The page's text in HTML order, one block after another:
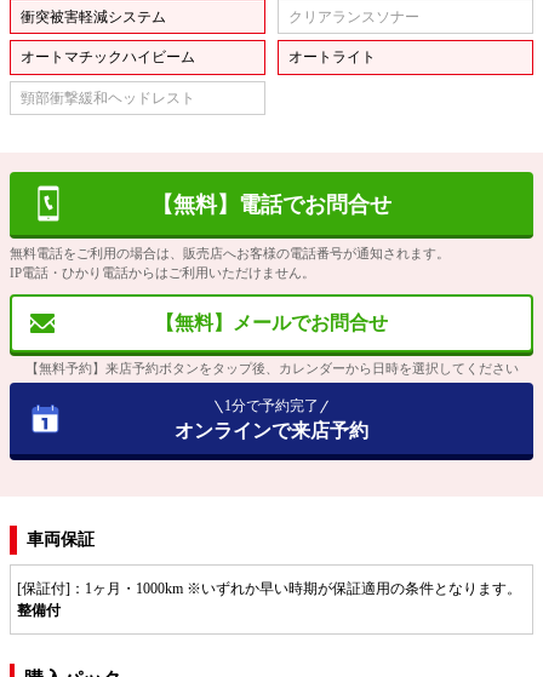
衝突被害軽減システム クリアランスソナー
オートマチックハイビーム オートライト
頸部衝撃緩和ヘッドレスト
【無料】電話でお問合せ
無料電話をご利用の場合は、販売店へお客様の電話番号が通知されます。
IP電話・ひかり電話からはご利用いただけません。
【無料】メールでお問合せ
【無料予約】来店予約ボタンをタップ後、カレンダーから日時を選択してください
1分で予約完了
オンラインで来店予約
車両保証
[保証付]：1ヶ月・1000km ※いずれか早い時期が保証適用の条件となります。
整備付